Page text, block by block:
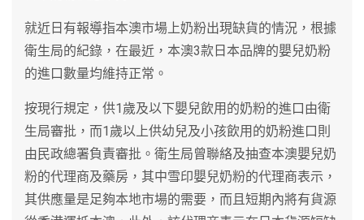
就近日有報導指本澳市場上奶粉出現缺貨的情況，根據
衛生局的紀錄，在最近，本澳3款日本品牌的嬰兒奶粉
的進口數量均維持正常。
按現行規定，供1歲及以下嬰兒飲用的奶粉的進口由衛
生局審批，而1歲以上供幼兒及小孩飲用的奶粉進口則
由民政總署負責審批。衛生局曾聯絡及抽查本澳嬰兒奶
粉的代理商及藥房，其中雪印嬰兒奶粉的代理商表示，
其供應量是足夠本地市場的需要，而且短期內將有貨源